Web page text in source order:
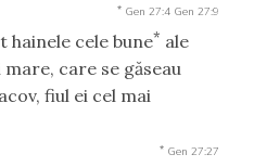
* Gen 27:4 Gen 27:9
hainele cele bune* ale
care se găseau
fiul ei cel mai
* Gen 27:27